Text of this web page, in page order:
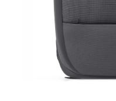
GAMING
Portatīvie
Portatīvie datori
Somas un